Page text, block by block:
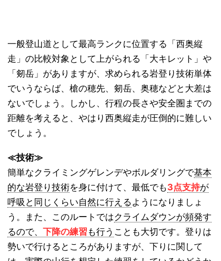
一般登山道として最高ランクに位置する「西奥縦
走」の比較対象として上がられる「大キレット」や
「剱岳」がありますが、求められる岩登り技術単体
でいうならば、槍の穂先、剱岳、奥穂などと大差は
ないでしょう。しかし、行程の長さや安全圏までの
距離を考えると、やはり西奥縦走が圧倒的に難しい
でしょう。
≪技術≫
簡単なクライミングゲレンデやボルダリングで基本
的な岩登り技術を身に付けて、最低でも3点支持が
呼吸と同じくらい自然に行えるようになりましょ
う。また、このルートではクライムダウンが頻発す
るので、 下降の練習も行う ことも大切です。登りは
勢いで行けるところがありますが、下りに関して